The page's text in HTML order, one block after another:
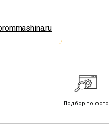
Подбор по фото